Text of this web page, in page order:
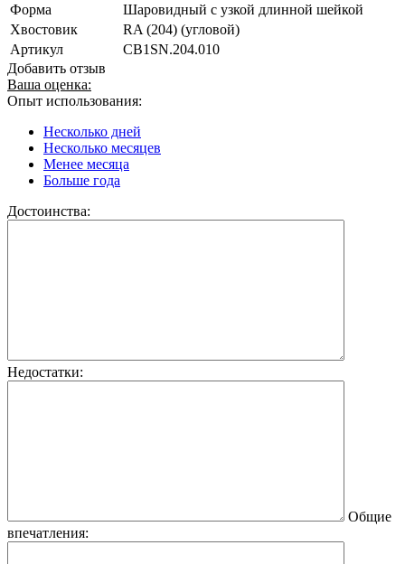
Форма
Шаровидный с узкой длинной шейкой
Хвостовик
RA (204) (угловой)
Артикул
CB1SN.204.010
Добавить отзыв
Ваша оценка:
Опыт использования:
Несколько дней
Несколько месяцев
Менее месяца
Больше года
Достоинства:
Недостатки:
Общие
впечатления: